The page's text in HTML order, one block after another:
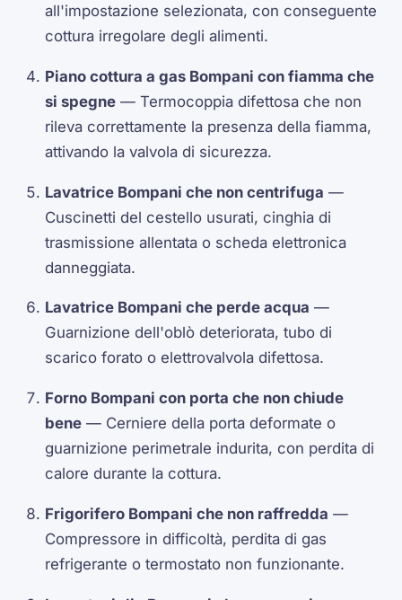
all'impostazione selezionata, con conseguente
cottura irregolare degli alimenti.
Piano cottura a gas Bompani con fiamma che
si spegne — Termocoppia difettosa che non
rileva correttamente la presenza della fiamma,
attivando la valvola di sicurezza.
Lavatrice Bompani che non centrifuga —
Cuscinetti del cestello usurati, cinghia di
trasmissione allentata o scheda elettronica
danneggiata.
Lavatrice Bompani che perde acqua —
Guarnizione dell'oblò deteriorata, tubo di
scarico forato o elettrovalvola difettosa.
Forno Bompani con porta che non chiude
bene — Cerniere della porta deformate o
guarnizione perimetrale indurita, con perdita di
calore durante la cottura.
Frigorifero Bompani che non raffredda —
Compressore in difficoltà, perdita di gas
refrigerante o termostato non funzionante.